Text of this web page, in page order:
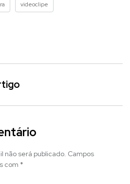
videoclipe
não será publicado. Campos
com *